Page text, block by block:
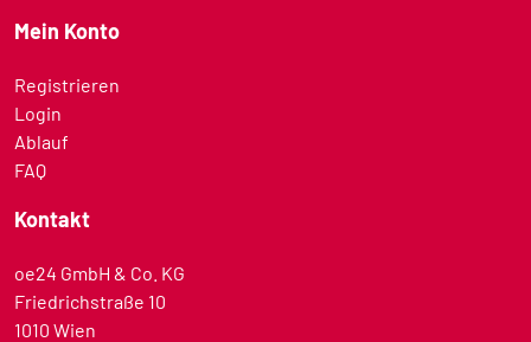
Mein Konto
Registrieren
Login
Ablauf
FAQ
Kontakt
oe24 GmbH & Co. KG
Friedrichstraße 10
1010 Wien